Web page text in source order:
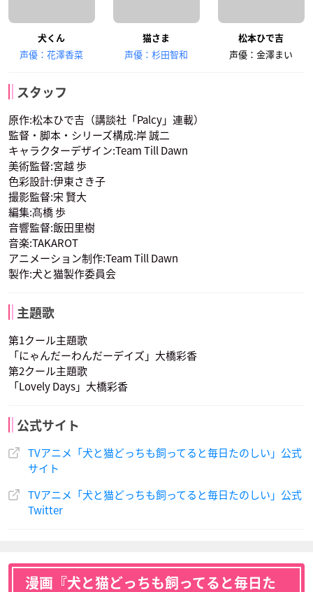
犬くん
声優：花澤香菜
猫さま
声優：杉田智和
松本ひで吉
声優：金澤まい
スタッフ
原作:松本ひで吉（講談社「Palcy」連載）
監督・脚本・シリーズ構成:岸 誠二
キャラクターデザイン:Team Till Dawn
美術監督:宮越 歩
色彩設計:伊東さき子
撮影監督:宋 賢大
編集:髙橋 歩
音響監督:飯田里樹
音楽:TAKAROT
アニメーション制作:Team Till Dawn
製作:犬と猫製作委員会
主題歌
第1クール主題歌
「にゃんだーわんだーデイズ」大橋彩香
第2クール主題歌
「Lovely Days」大橋彩香
公式サイト
TVアニメ「犬と猫どっちも飼ってると毎日たのしい」公式
サイト
TVアニメ「犬と猫どっちも飼ってると毎日たのしい」公式
Twitter
漫画『犬と猫どっちも飼ってると毎日た